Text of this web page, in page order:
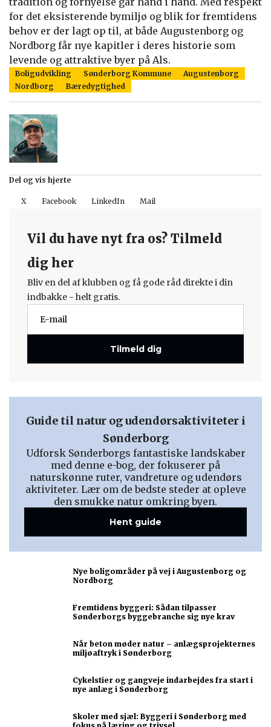
for det eksisterende bymiljø og blik for fremtidens
behov er der lagt op til, at både Augustenborg og
Nordborg får nye kapitler i deres historie som
levende og attraktive byer på Als.
Boligudvikling Sønderborg Kommune
Augustenborg
Nordborg
Bæredygtighed
Del og vis hjerte
X Facebook LinkedIn Mail
Vil du have nyt fra os? Tilmeld
dig her
Bliv en del af klubben og få gode råd direkte i din
indbakke - helt gratis.
Tilmeld dig
Guide til natur og udendørsaktiviteter i
Sønderborg
Udforsk Sønderborgs fantastiske landskaber
med denne e-bog, der fokuserer på
naturskønne ruter, vandreture og udendørs
aktiviteter. Lær om de bedste steder at opleve
den smukke natur omkring byen.
Hent guide
Nye boligområder på vej i Augustenborg og
Nordborg
Fremtidens byggeri: Sådan tilpasser
Sønderborgs byggebranche sig nye krav
Når beton møder natur – anlægsprojekternes
miljøaftryk i Sønderborg
Cykelstier og gangveje indarbejdes fra start i
nye anlæg i Sønderborg
Skoler med sjæl: Byggeri i Sønderborg med